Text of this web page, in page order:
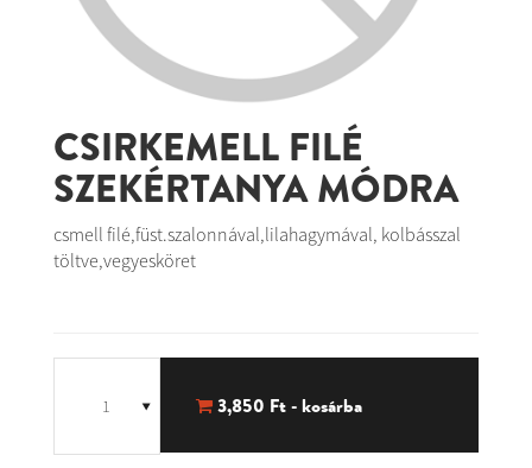
CSIRKEMELL FILÉ
SZEKÉRTANYA MÓDRA
csmell filé,füst.szalonnával,lilahagymával, kolbásszal
töltve,vegyesköret
3,850 Ft - kosárba